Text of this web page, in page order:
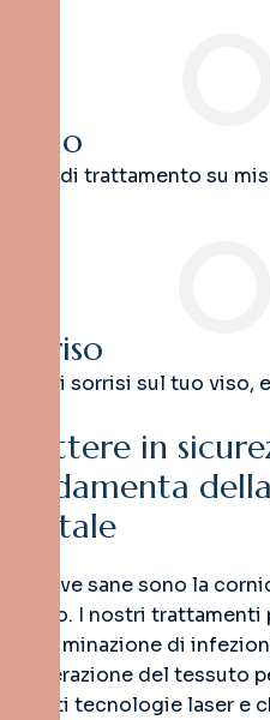
Piano
Piano di trattamento su
Sorriso
Grandi sorrisi sul tuo
ttere in sicure
damenta della
tale
Gengive sane sono la
sorriso. I nostri
sull’eliminazione di
rigenerazione del tessuto
recenti tecnologie laser e